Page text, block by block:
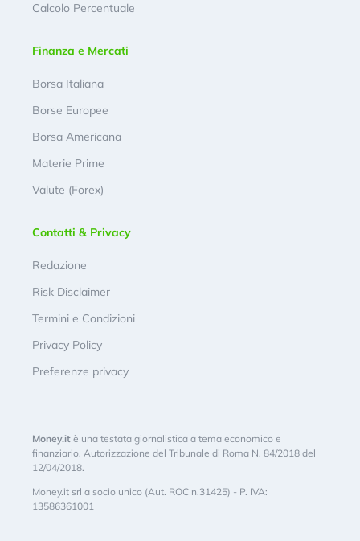
Calcolo Percentuale
Finanza e Mercati
Borsa Italiana
Borse Europee
Borsa Americana
Materie Prime
Valute (Forex)
Contatti & Privacy
Redazione
Risk Disclaimer
Termini e Condizioni
Privacy Policy
Preferenze privacy
Money.it è una testata giornalistica a tema economico e
finanziario. Autorizzazione del Tribunale di Roma N. 84/2018 del
12/04/2018.
Money.it srl a socio unico (Aut. ROC n.31425) - P. IVA:
13586361001